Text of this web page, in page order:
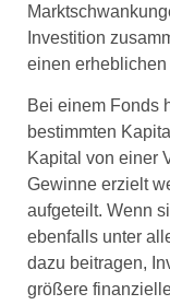
Investition
einen erheblichen
Bei einem Fonds
bestimmten
Kapital von einer
Gewinne erzielt
aufgeteilt. Wenn
ebenfalls unter
dazu beitragen,
größere